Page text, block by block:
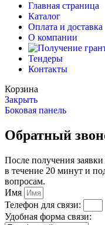
Главная страница
Каталог
Оплата и доставка
О компании
Тендеры
Контакты
Корзина
Закрыть
Боковая панель
Обратный
После получения
в течение 20 минут и
вопросам.
Имя
Телефон для связи:
Удобная форма связи: